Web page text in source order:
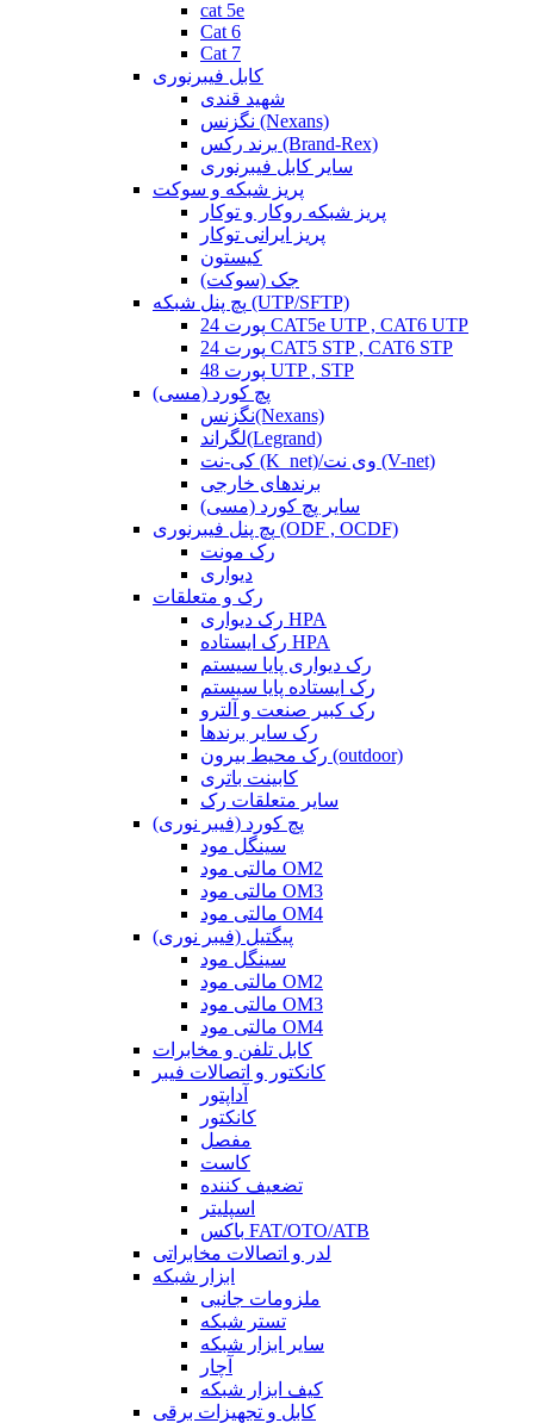
cat 5e
Cat 6
Cat 7
کابل فیبرنوری
شهید قندی
نگزنس (Nexans)
برند رکس (Brand-Rex)
سایر کابل فیبرنوری
پریز شبکه و سوکت
پریز شبکه روکار و توکار
پریز ایرانی توکار
کیستون
جک (سوکت)
پچ پنل شبکه (UTP/SFTP)
24 پورت CAT5e UTP , CAT6 UTP
24 پورت CAT5 STP , CAT6 STP
48 پورت UTP , STP
پچ کورد (مسی)
نگزنس(Nexans)
لگراند(Legrand)
کی-نت (K_net)/وی نت (V-net)
برندهای خارجی
سایر پچ کورد (مسی)
پچ پنل فیبرنوری (ODF , OCDF)
رک مونت
دیواری
رک و متعلقات
رک دیواری HPA
رک ایستاده HPA
رک دیواری پایا سیستم
رک ایستاده پایا سیستم
رک کبیر صنعت و آلترو
رک سایر برندها
رک محیط بیرون (outdoor)
کابینت باتری
سایر متعلقات رک
پچ کورد (فیبر نوری)
سینگل مود
مالتی مود OM2
مالتی مود OM3
مالتی مود OM4
پیگتیل (فیبر نوری)
سینگل مود
مالتی مود OM2
مالتی مود OM3
مالتی مود OM4
کابل تلفن و مخابرات
کانکتور و اتصالات فیبر
آداپتور
کانکتور
مفصل
کاست
تضعیف کننده
اسپلیتر
باکس FAT/OTO/ATB
لدر و اتصالات مخابراتی
ابزار شبکه
ملزومات جانبی
تستر شبکه
سایر ابزار شبکه
آچار
کیف ابزار شبکه
کابل و تجهیزات برقی